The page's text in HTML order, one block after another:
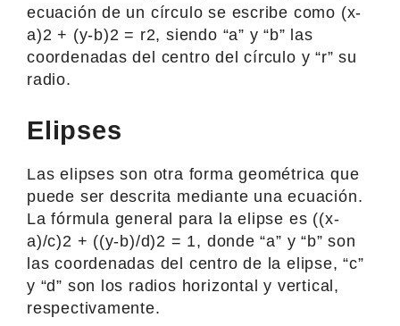
ecuación de un círculo se escribe como (x-
a)2 + (y-b)2 = r2, siendo “a” y “b” las
coordenadas del centro del círculo y “r” su
radio.
Elipses
Las elipses son otra forma geométrica que
puede ser descrita mediante una ecuación.
La fórmula general para la elipse es ((x-
a)/c)2 + ((y-b)/d)2 = 1, donde “a” y “b” son
las coordenadas del centro de la elipse, “c”
y “d” son los radios horizontal y vertical,
respectivamente.